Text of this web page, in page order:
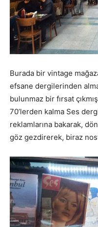
Burada bir vintage
efsane dergilerinden
bulunmaz bir fırsat
70’lerden kalma Ses
reklamlarına bakarak,
göz gezdirerek, biraz